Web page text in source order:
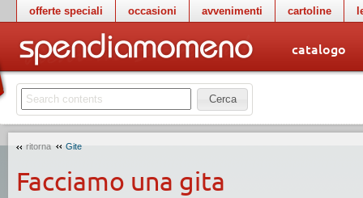
offerte speciali occasioni avvenimenti cartoline
catalogo
Cerca
ritorna Gite
Facciamo una gita